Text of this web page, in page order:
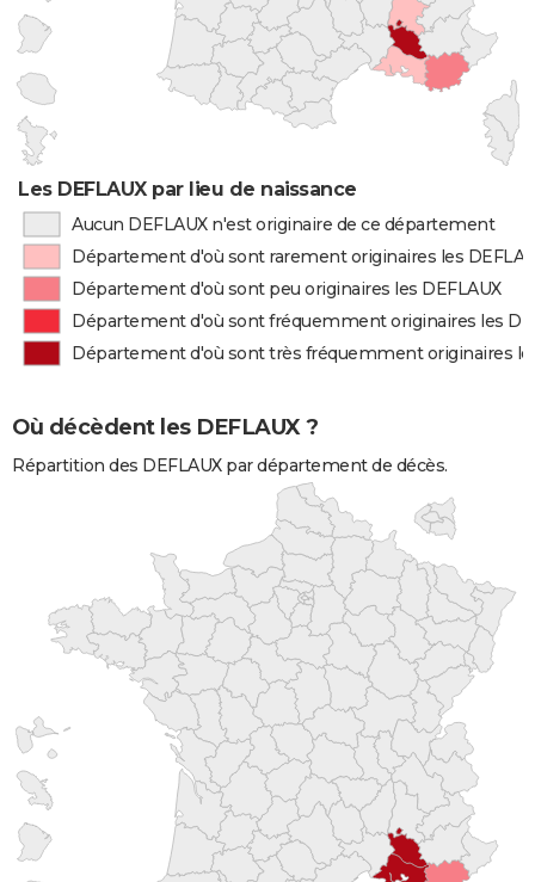
Les DEFLAUX par lieu de naissance
Aucun DEFLAUX n'est originaire de ce département
Département d'où sont rarement originaires les
Département d'où sont peu originaires les DEFLAUX
Département d'où sont fréquemment originaires les
Département d'où sont très fréquemment originaires
Où décèdent les DEFLAUX ?
Répartition des DEFLAUX par département de décès.